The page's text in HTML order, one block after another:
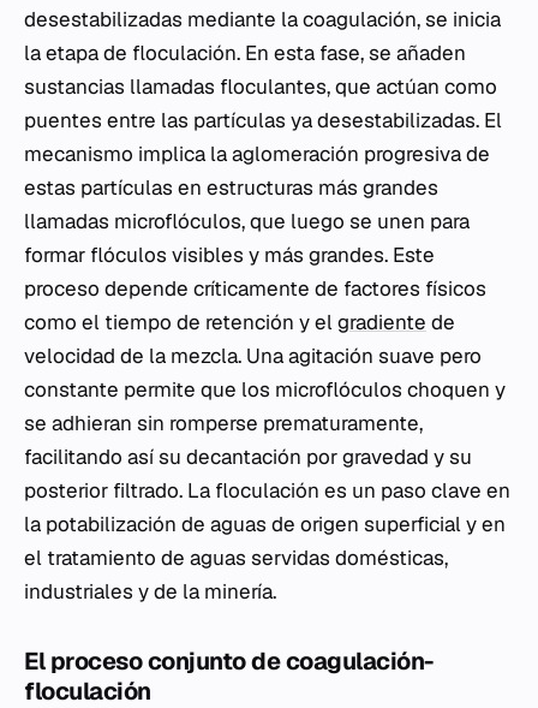
desestabilizadas mediante la coagulación, se inicia
la etapa de floculación. En esta fase, se añaden
sustancias llamadas floculantes, que actúan como
puentes entre las partículas ya desestabilizadas. El
mecanismo implica la aglomeración progresiva de
estas partículas en estructuras más grandes
llamadas microflóculos, que luego se unen para
formar flóculos visibles y más grandes. Este
proceso depende críticamente de factores físicos
como el tiempo de retención y elgradiente de
velocidad de la mezcla. Una agitación suave pero
constante permite que los microflóculos choquen y
se adhieran sin romperse prematuramente,
facilitando así su decantación por gravedad y su
posterior filtrado. La floculación es un paso clave en
la potabilización de aguas de origen superficial y en
el tratamiento de aguas servidas domésticas,
industriales y de la minería.
El proceso conjunto de coagulación-
floculación